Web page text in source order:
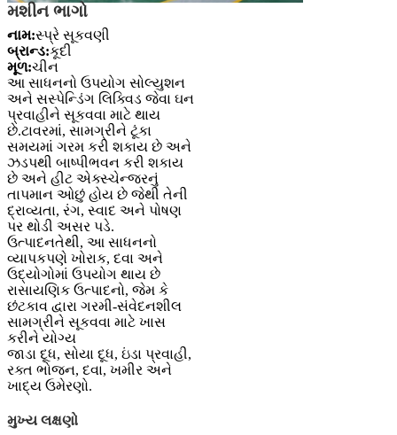
મશીન ભાગો
નામ:સ્પ્રે સૂકવણી
બ્રાન્ડ:કૂદી
મૂળ:ચીન
આ સાધનનો ઉપયોગ સોલ્યુશન
અને સસ્પેન્ડિંગ લિક્વિડ જેવા ઘન
પ્રવાહીને સૂકવવા માટે થાય
છે.ટાવરમાં, સામગ્રીને ટૂંકા
સમયમાં ગરમ ​​કરી શકાય છે અને
ઝડપથી બાષ્પીભવન કરી શકાય
છે અને હીટ એક્સ્ચેન્જરનું
તાપમાન ઓછું હોય છે જેથી તેની
દ્રાવ્યતા, રંગ, સ્વાદ અને પોષણ
પર થોડી અસર પડે.
ઉત્પાદનતેથી, આ સાધનનો
વ્યાપકપણે ખોરાક, દવા અને
ઉદ્યોગોમાં ઉપયોગ થાય છે
રાસાયણિક ઉત્પાદનો, જેમ કે
છંટકાવ દ્વારા ગરમી-સંવેદનશીલ
સામગ્રીને સૂકવવા માટે ખાસ
કરીને યોગ્ય
જાડા દૂધ, સોયા દૂધ, ઇંડા પ્રવાહી,
રક્ત ભોજન, દવા, ખમીર અને
ખાદ્ય ઉમેરણો.
મુખ્ય લક્ષણો